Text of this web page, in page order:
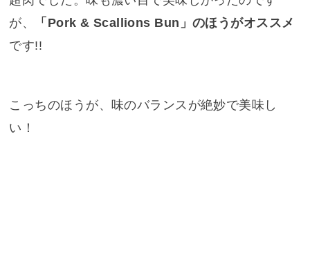
が、
「Pork & Scallions Bun」のほうがオススメ
です!!
こっちのほうが、味のバランスが絶妙で美味し
い！